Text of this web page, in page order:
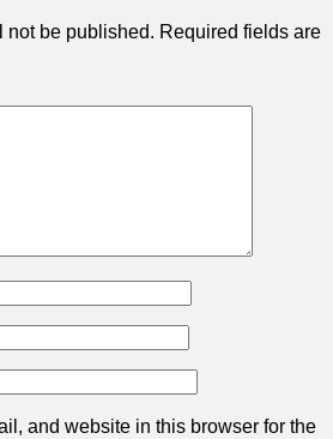
not be published. Required fields are
and website in this browser for the